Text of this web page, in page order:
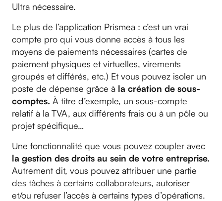
Ultra nécessaire.
Le plus de l’application Prismea : c’est un vrai
compte pro qui vous donne accès à tous les
moyens de paiements nécessaires (cartes de
paiement physiques et virtuelles, virements
groupés et différés, etc.) Et vous pouvez isoler un
poste de dépense grâce à la création de sous-
comptes. À titre d’exemple, un sous-compte
relatif à la TVA, aux différents frais ou à un pôle ou
projet spécifique…
Une fonctionnalité que vous pouvez coupler avec
la gestion des droits au sein de votre entreprise.
Autrement dit, vous pouvez attribuer une partie
des tâches à certains collaborateurs, autoriser
et/ou refuser l’accès à certains types d’opérations.